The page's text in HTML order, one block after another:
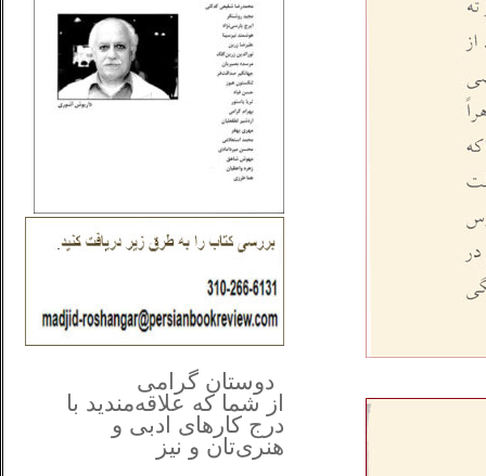
دوستان گرامی
از شما که علاقه‌مندید با
درج کارهای‌ ادبی و
هنری‌تان و نیز